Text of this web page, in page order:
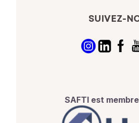
SUIVEZ-
SAFTI est membre